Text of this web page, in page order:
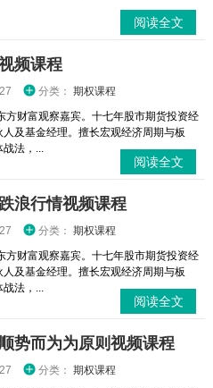
阅读全文
频课程
分类： 期权课程
方财富观察嘉宾。十七年股市期货投资经
及基金经理。擅长宏观经济周期与板
战法，...
阅读全文
浪行情视频课程
分类： 期权课程
方财富观察嘉宾。十七年股市期货投资经
及基金经理。擅长宏观经济周期与板
战法，...
阅读全文
势而为为原则视频课程
分类： 期权课程